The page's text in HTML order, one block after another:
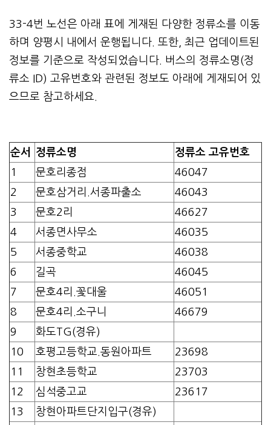
33-4번 노선은 아래 표에 게재된 다양한 정류소를 이동
하며 양평시 내에서 운행됩니다. 또한, 최근 업데이트된
정보를 기준으로 작성되었습니다. 버스의 정류소명(정
류소 ID) 고유번호와 관련된 정보도 아래에 게재되어 있
으므로 참고하세요.
순서 정류소명
정류소 고유번호
1
문호리종점
46047
2
문호삼거리.서종파출소
46043
3
문호2리
46627
4
서종면사무소
46035
5
서종중학교
46038
6
길곡
46045
7
문호4리.꽃대울
46051
8
문호4리.소구니
46679
9
화도TG(경유)
10
호평고등학교.동원아파트
23698
11
창현초등학교
23703
12
심석중고교
23617
13
창현아파트단지입구(경유)